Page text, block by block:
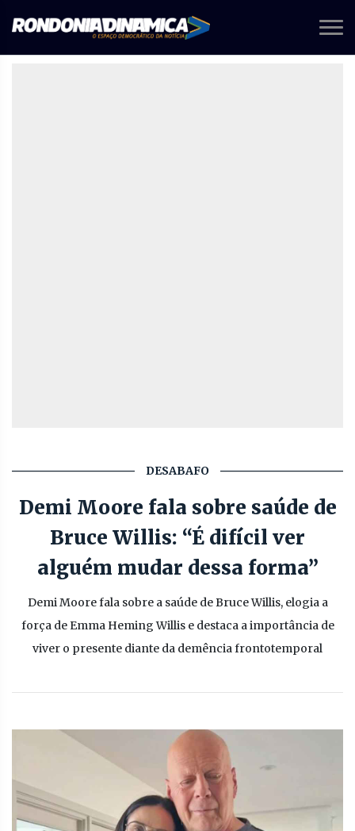
DESABAFO
Demi Moore fala sobre saúde de
Bruce Willis: “É difícil ver
alguém mudar dessa forma”
Demi Moore fala sobre a saúde de Bruce Willis, elogia a
força de Emma Heming Willis e destaca a importância de
viver o presente diante da demência frontotemporal